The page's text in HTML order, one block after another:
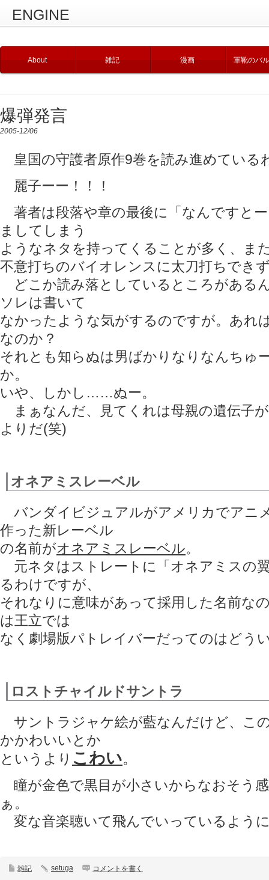
ENGINE
About 雑記 漫画 軍靴のバ
爆弾発言
2005-12/06
皇国の守護者原作9巻を読み進めてい
麗子ーー！！！
著者は段落や章の最後に「なんですと
ましてしまう
ようなネタを持ってくることが多く、ま
不意打ちのバイオレンスに太刀打ちで
どこか読み落としているところがある
ソレは書いて
なかったような気がするのですが。あれ
なのか？
それとも知らぬは男ばかりなりなんちゅ
か。
いや、しかし……ぬー。
まぁなんだ、見てくれは母親の遺伝子
よりだ(笑)
オネアミスレーベル
バンダイビジュアルがアメリカでアニ
作った新レーベル
の名前がオネアミスレーベル。
元ネタはストレートに「オネアミスの
るわけですが、
それなりに意味があって採用した名前な
は王立では
なく劇場版パトレイバーだってのはどう
ロストチャイルドサントラ
サントラジャケ絵が藍なんだけど、こ
かかわいいとか
というより こわい。
瞳が金色で黒目が小さいからなおそう
ぁ。
変な音楽聴いて飛んでいっているよう
雑記 setuga コメントを書く